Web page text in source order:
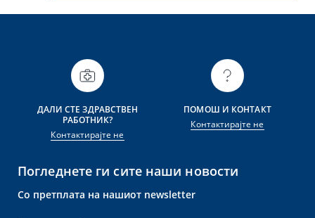
ДАЛИ СТЕ ЗДРАВСТВЕН
РАБОТНИК?
Контактирајте не
ПОМОШ И КОНТАКТ
Контактирајте не
Погледнете ги сите наши новости
Со претплата на нашиот newsletter